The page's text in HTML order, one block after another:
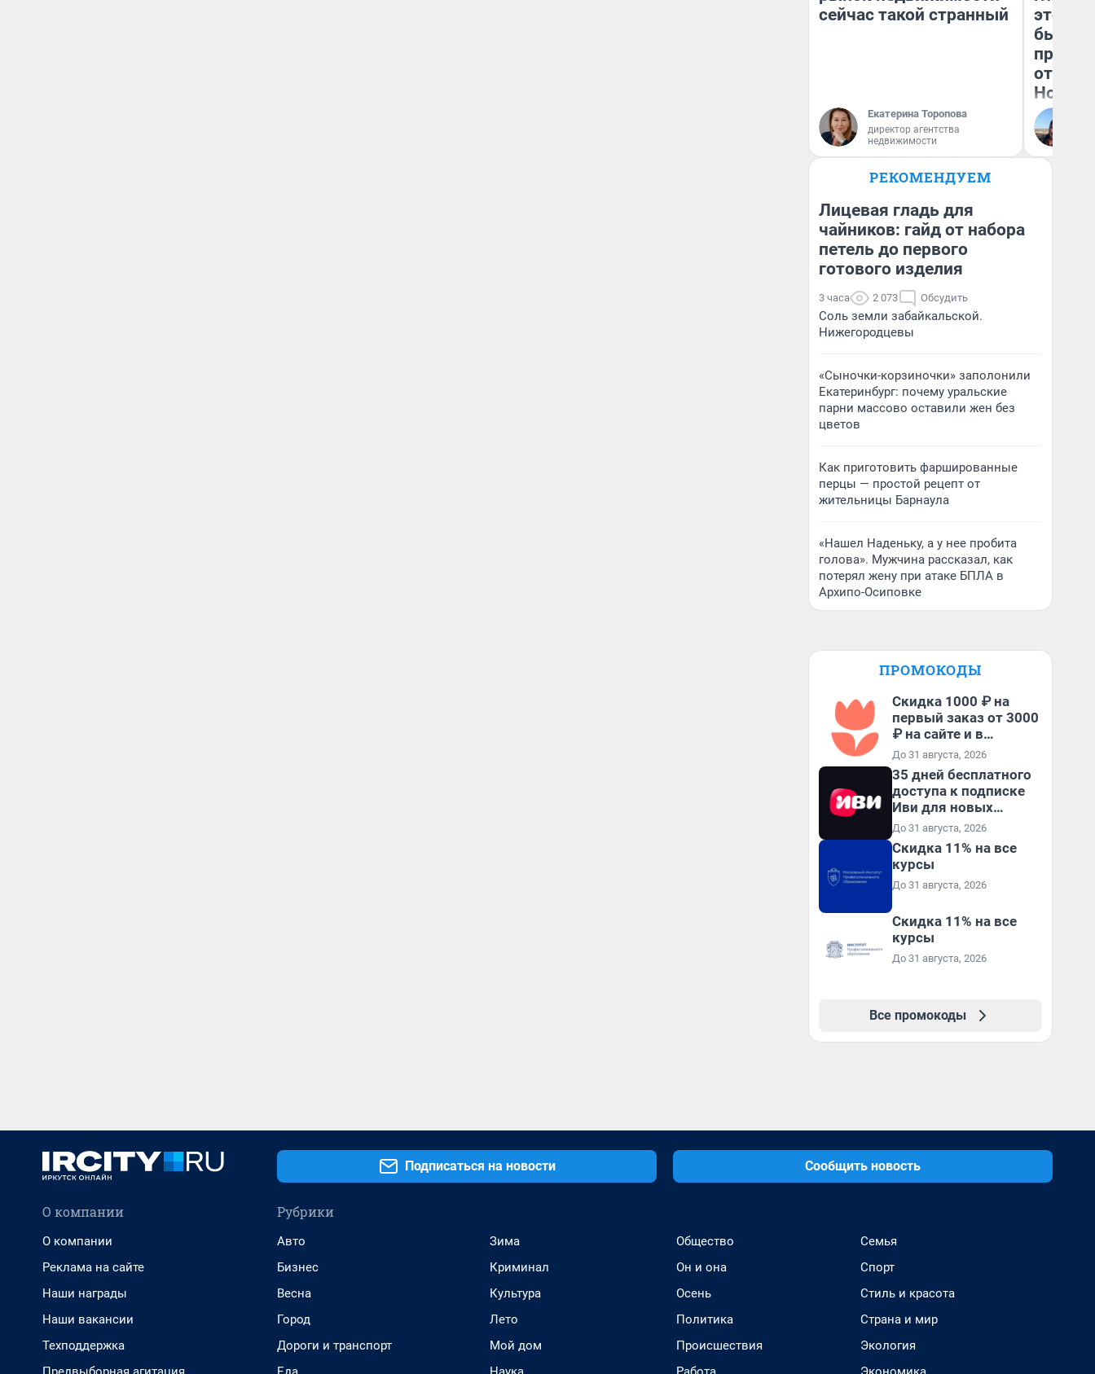
сейчас такой странный
Екатерина Торопова
директор агентства
недвижимости
этого
бьет
отзыв
Нолана
РЕКОМЕНДУЕМ
Лицевая гладь для
чайников: гайд от набора
петель до первого
готового изделия
3 часа 2 073 Обсудить
Соль земли забайкальской.
Нижегородцевы
«Сыночки-корзиночки» заполонили
Екатеринбург: почему уральские
парни массово оставили жен без
цветов
Как приготовить фаршированные
перцы — простой рецепт от
жительницы Барнаула
«Нашел Наденьку, а у нее пробита
голова». Мужчина рассказал, как
потерял жену при атаке БПЛА в
Архипо-Осиповке
ПРОМОКОДЫ
Скидка 1000 ₽ на
первый заказ от 3000
₽ на сайте и в
приложении
До 31 августа, 2026
35 дней бесплатного
доступа к подписке
Иви для новых
пользователей
До 31 августа, 2026
Скидка 11% на все
курсы
До 31 августа, 2026
Скидка 11% на все
курсы
До 31 августа, 2026
Все промокоды
Подписаться на новости Сообщить новость
О компании
О компании
Реклама на сайте
Наши награды
Наши вакансии
Техподдержка
Рубрики
Авто
Бизнес
Весна
Город
Дороги и транспорт
Зима
Криминал
Культура
Лето
Мой дом
Общество
Он и она
Осень
Политика
Происшествия
Семья
Спорт
Стиль и красота
Страна и мир
Экология